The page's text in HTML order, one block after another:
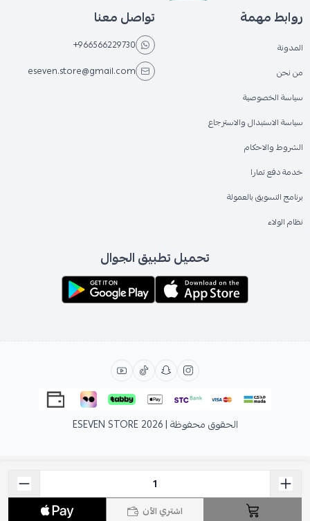
اشتري الآن
روابط مهمة
المدونة
من نحن
سياسة الخصوصية
سياسة الاستبدال والاسترجاع
الشروط والاحكام
خدمة دفع تمارا
برنامج التسويق بالعمولة
نظام الولاء
تواصل معنا
+966566229730
eseven.store@gmail.com
تحميل تطبيق الجوال
الحقوق محفوظة | 2026 ESEVEN STORE